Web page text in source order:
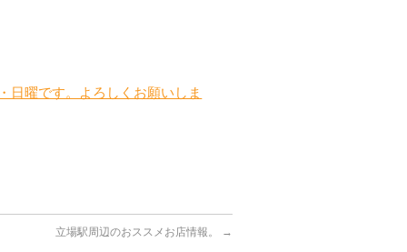
日曜です。よろしくお願いしま
立場駅周辺のおススメお店情報。 →